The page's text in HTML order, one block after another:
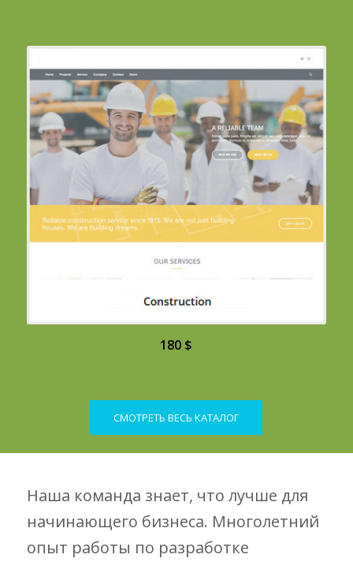
180 $
CМОТРЕТЬ ВЕСЬ КАТАЛОГ
Наша команда знает, что лучше для
начинающего бизнеса. Многолетний
опыт работы по разработке